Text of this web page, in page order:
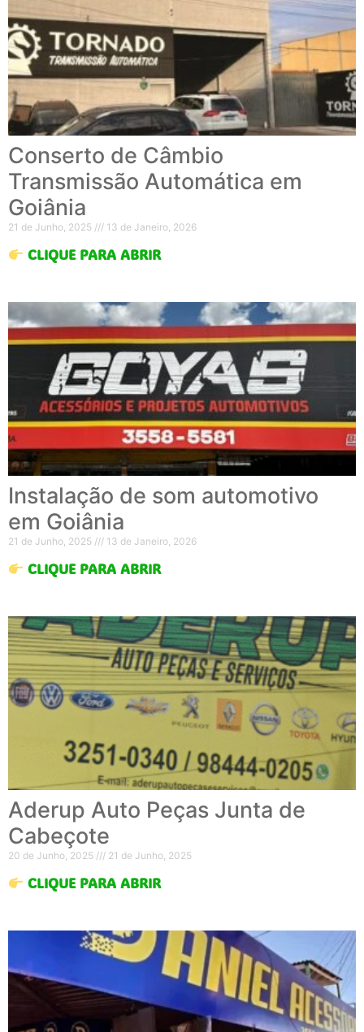
Conserto de Câmbio
Transmissão Automática em
Goiânia
21 de Junho, 2025 13 de Janeiro, 2026
CLIQUE PARA ABRIR
Instalação de som automotivo
em Goiânia
21 de Junho, 2025 13 de Janeiro, 2026
CLIQUE PARA ABRIR
Aderup Auto Peças Junta de
Cabeçote
20 de Junho, 2025 21 de Junho, 2025
CLIQUE PARA ABRIR